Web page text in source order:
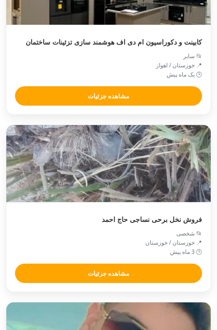
کابینت و دکوراسیون ام دی اف هوشمند سازی تزئینات ساختمان
📂 سایر
📍 خوزستان / اهواز
🕒 یک ماه پیش
مشاهده جزئیات
فروش نخل برحی نساجی حاج احمد
📂 شخصی
📍 خوزستان / خوزستان
🕒 3 ماه پیش
مشاهده جزئیات